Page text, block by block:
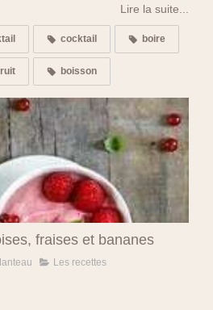
Lire la suite...
cocktail boire
boisson
fraises et bananes
Les recettes